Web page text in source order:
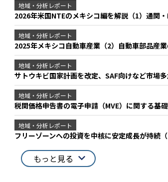
地域・分析レポート
2026年米国NTEのメキシコ編を解説（1）通関
地域・分析レポート
2025年メキシコ自動車産業（2）自動車部品産
地域・分析レポート
サトウキビ国家計画を改定、SAF向けなど市場多
地域・分析レポート
税関価格申告書の電子申請（MVE）に関する基
地域・分析レポート
フリーゾーンへの投資を中核に安定成長が持続
もっと見る